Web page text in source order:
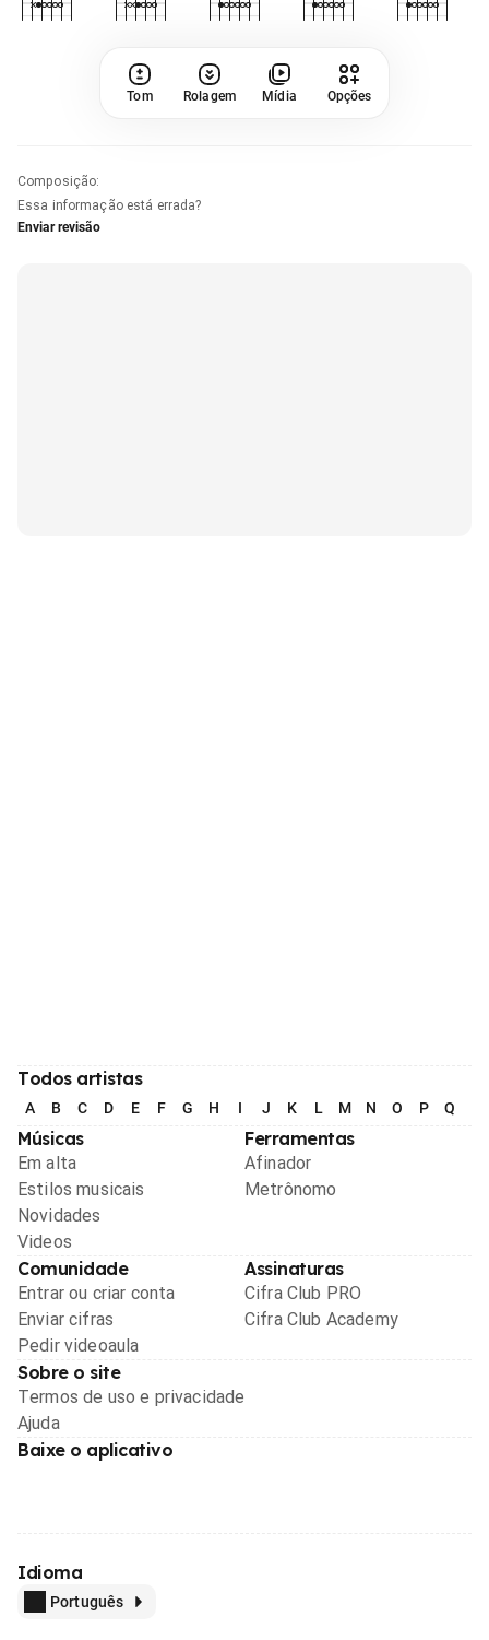
Tom Rolagem Mídia Opções
Composição:
Essa informação está errada?
Enviar revisão
Todos artistas
A B C D E F G H I J K L M N O P Q
Músicas
Em alta
Estilos musicais
Novidades
Videos
Ferramentas
Afinador
Metrônomo
Comunidade
Entrar ou criar conta
Enviar cifras
Pedir videoaula
Assinaturas
Cifra Club PRO
Cifra Club Academy
Sobre o site
Termos de uso e privacidade
Ajuda
Baixe o aplicativo
Idioma
Português